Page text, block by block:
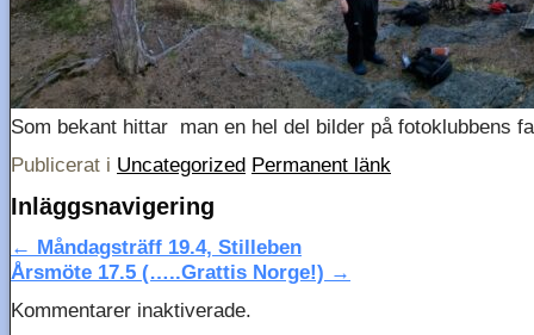
Som bekant hittar man en hel del bilder på fotoklubbens
Publicerat i Uncategorized Permanent länk
Inläggsnavigering
← Måndagsträff 19.4, Stilleben
Årsmöte 17.5 (…..Grattis Norge!) →
Kommentarer inaktiverade.